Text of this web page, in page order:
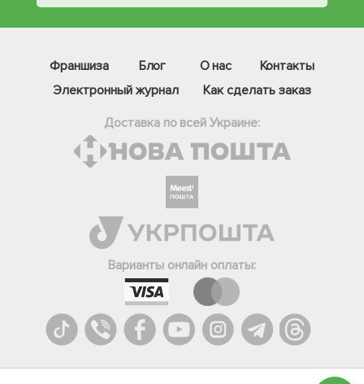
Франшиза Блог О нас
Контакты
Электронный журнал
Как сделать заказ
Доставка по всей Украине:
Варианты онлайн оплаты:
Телеграм
Вайбер
Онлайн чат